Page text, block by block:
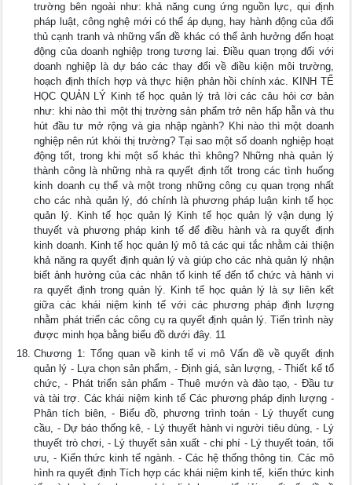
trường bên ngoài như: khả năng cung ứng nguồn lực, qui định
pháp luật, công nghệ mới có thể áp dụng, hay hành động của đối
thủ cạnh tranh và những vấn đề khác có thể ảnh hưởng đến hoạt
động của doanh nghiệp trong tương lai. Điều quan trọng đối với
doanh nghiệp là dự báo các thay đổi về điều kiện môi trường,
hoạch định thích hợp và thực hiện phản hồi chính xác. KINH TẾ
HỌC QUẢN LÝ Kinh tế học quản lý trả lời các câu hỏi cơ bản
như: khi nào thì một thị trường sản phẩm trở nên hấp hẫn và thu
hút đầu tư mở rộng và gia nhập ngành? Khi nào thì một doanh
nghiệp nên rút khỏi thị trường? Tại sao một số doanh nghiệp hoạt
động tốt, trong khi một số khác thì không? Những nhà quản lý
thành công là những nhà ra quyết định tốt trong các tình huống
kinh doanh cụ thể và một trong những công cụ quan trọng nhất
cho các nhà quản lý, đó chính là phương pháp luận kinh tế học
quản lý. Kinh tế học quản lý Kinh tế học quản lý vận dụng lý
thuyết và phương pháp kinh tế để điều hành và ra quyết định
kinh doanh. Kinh tế học quản lý mô tả các qui tắc nhằm cải thiện
khả năng ra quyết định quản lý và giúp cho các nhà quản lý nhận
biết ảnh hưởng của các nhân tố kinh tế đến tổ chức và hành vi
ra quyết định trong quản lý. Kinh tế học quản lý là sự liên kết
giữa các khái niệm kinh tế với các phương pháp định lượng
nhằm phát triển các công cụ ra quyết định quản lý. Tiến trình này
được minh họa bằng biểu đồ dưới đây. 11
Chương 1: Tổng quan về kinh tế vi mô Vấn đề về quyết định
quản lý - Lựa chọn sản phẩm, - Định giá, sản lượng, - Thiết kế tổ
chức, - Phát triển sản phẩm - Thuê mướn và đào tạo, - Đầu tư
và tài trợ. Các khái niệm kinh tế Các phương pháp định lượng -
Phân tích biên, - Biểu đồ, phương trình toán - Lý thuyết cung
cầu, - Dự báo thống kê, - Lý thuyết hành vi người tiêu dùng, - Lý
thuyết trò chơi, - Lý thuyết sản xuất - chi phí - Lý thuyết toán, tối
ưu, - Kiến thức kinh tế ngành. - Các hệ thống thông tin. Các mô
hình ra quyết định Tích hợp các khái niệm kinh tế, kiến thức kinh